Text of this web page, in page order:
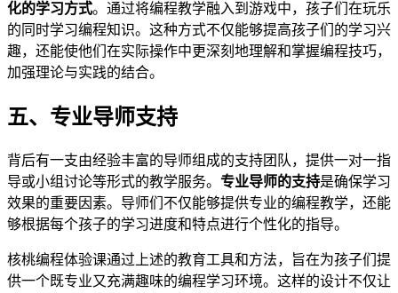
化的学习方式。通过将编程教学融入到游戏中，孩子们在玩乐
的同时学习编程知识。这种方式不仅能够提高孩子们的学习兴
趣，还能使他们在实际操作中更深刻地理解和掌握编程技巧，
加强理论与实践的结合。
五、专业导师支持
背后有一支由经验丰富的导师组成的支持团队，提供一对一指
导或小组讨论等形式的教学服务。 专业导师的支持是确保学习
效果的重要因素。导师们不仅能够提供专业的编程教学，还能
够根据每个孩子的学习进度和特点进行个性化的指导。
核桃编程体验课通过上述的教育工具和方法，旨在为孩子们提
供一个既专业又充满趣味的编程学习环境。这样的设计不仅让